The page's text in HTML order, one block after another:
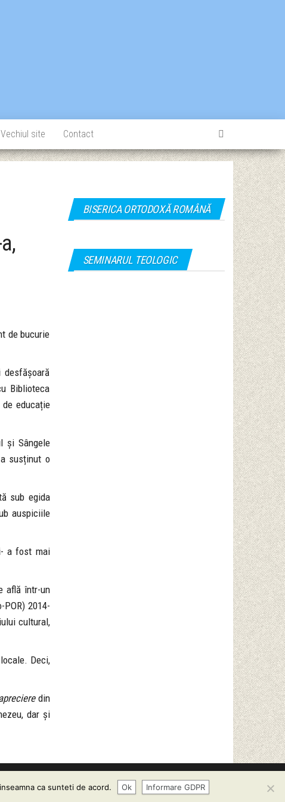
Vechiul site Contact
de bucurie
Biblioteca
educație
și Sângele
susținut o
sub egida
auspiciile
a fost mai
află într-un
2014-
cultural,
Deci,
din
dar și
BISERICA ORTODOXĂ ROMÂNĂ
SEMINARUL TEOLOGIC
BY-SA 3.0ca sunteti de acord. Ok Informare GDPR